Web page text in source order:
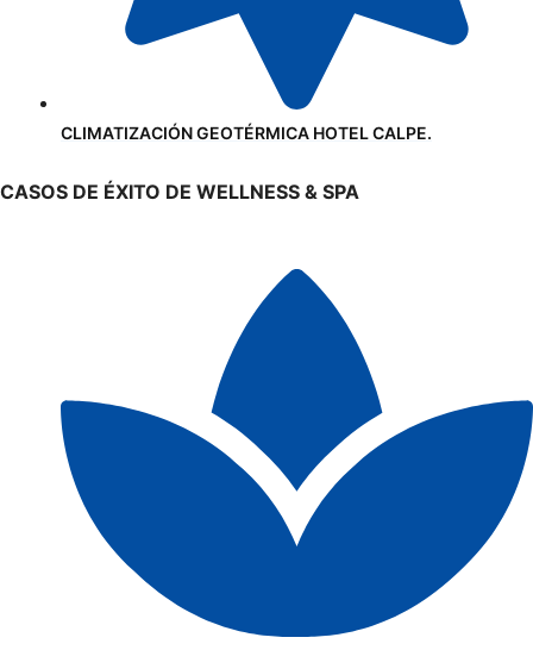
CLIMATIZACIÓN GEOTÉRMICA HOTEL CALPE.
CASOS DE ÉXITO DE WELLNESS & SPA